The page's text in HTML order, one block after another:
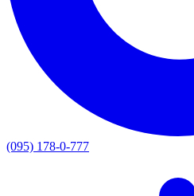
(095) 178-0-777